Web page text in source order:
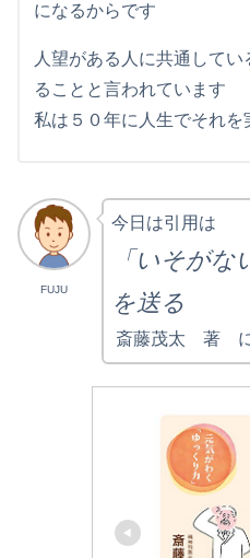
になるからです
人望がある人に共通して
ることと言われています
私は５０年に人生でそれを
FUJU
今日は引用は
「いそが
を送る
斎藤茂太 著